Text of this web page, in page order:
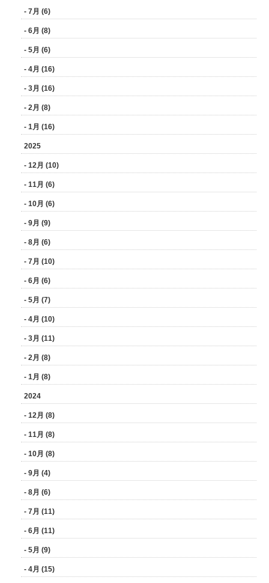
- 7月 (6)
- 6月 (8)
- 5月 (6)
- 4月 (16)
- 3月 (16)
- 2月 (8)
- 1月 (16)
2025
- 12月 (10)
- 11月 (6)
- 10月 (6)
- 9月 (9)
- 8月 (6)
- 7月 (10)
- 6月 (6)
- 5月 (7)
- 4月 (10)
- 3月 (11)
- 2月 (8)
- 1月 (8)
2024
- 12月 (8)
- 11月 (8)
- 10月 (8)
- 9月 (4)
- 8月 (6)
- 7月 (11)
- 6月 (11)
- 5月 (9)
- 4月 (15)